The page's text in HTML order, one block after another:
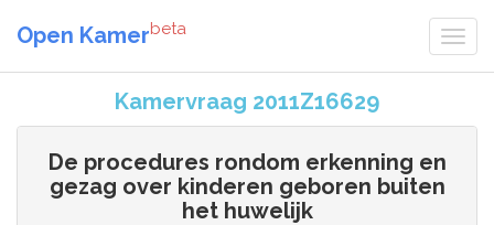
Open Kamerbeta
Kamervraag 2011Z16629
De procedures rondom erkenning en
gezag over kinderen geboren buiten
het huwelijk